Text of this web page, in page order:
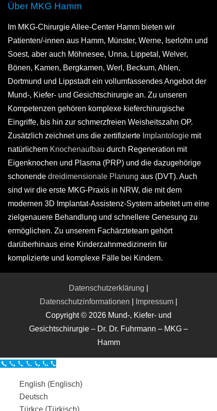
Über MKG Hamm
Im MKG-Chirurgie Allee-Center Hamm bieten wir
Patienten/-innen aus Hamm, Münster, Werne, Iserlohn und
Soest, aber auch Möhnesee, Unna, Lippetal, Welver,
Bönen, Kamen, Bergkamen, Werl, Beckum, Ahlen,
Dortmund und Lippstadt ein vollumfassendes Angebot der
Mund-, Kiefer- und Gesichtschirurgie an. Zu unseren
Kompetenzen gehören komplexe kieferchirurgische
Eingriffe, bis hin zur schmerzfreien Weisheitszahn OP.
Zusätzlich zeichnet uns die zertifizierte Implantologie mit
natürlichem Knochenaufbau durch Regeneration mit
Eigenknochen und Plasma (PRP) und die dazugehörige
schonende dreidimensionale Planung aus (DVT). Auch
sind wir die erste MKG-Praxis in NRW, die mit dem
modernen 3D Implantat-Assistenz-System arbeitet um eine
zielgenauere Behandlung und schnellere Genesung zu
ermöglichen. Zu unserem Fachärzteteam gehört
darüberhinaus eine Kinderzahnmedizinerin für
komplizierte und komplexe Fälle bei Kindern.
Datenschutzerklärung
Datenschutzinformationen
Impressum
Copyright © 2026 Mund-, Kiefer- und
Gesichtschirurgie – Dr. Dr. Fuhrmann – MKG –
Hamm
Call Now Button
English (Englisch)
Deutsch